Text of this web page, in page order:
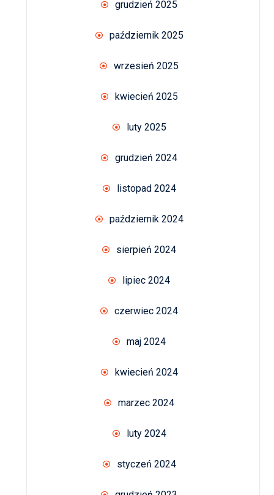
grudzień 2025
październik 2025
wrzesień 2025
kwiecień 2025
luty 2025
grudzień 2024
listopad 2024
październik 2024
sierpień 2024
lipiec 2024
czerwiec 2024
maj 2024
kwiecień 2024
marzec 2024
luty 2024
styczeń 2024